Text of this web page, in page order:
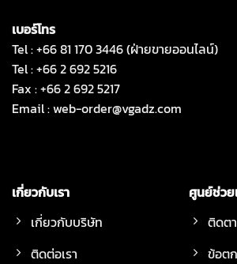
เบอร์โทร
Tel : +66 81 170 3446 (ฝ่ายขายออนไลน์)
Tel : +66 2 692 5216
Fax : +66 2 692 5217
Email :web-order@vgadz.com
เกี่ยวกับเรา
เกี่ยวกับบริษัท
ติดต่อเรา
ศูนย์ช่วย
ติดต
ข้อต